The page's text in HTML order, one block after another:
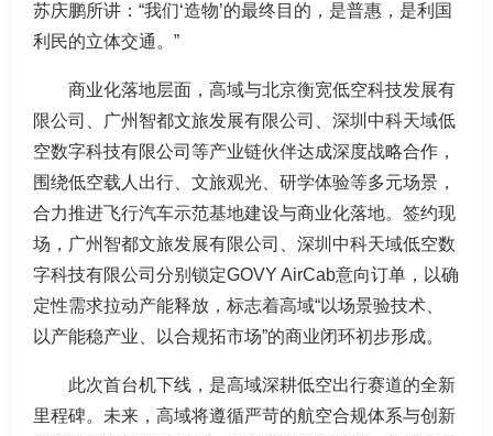
苏庆鹏所讲：“我们‘造物’的最终目的，是普惠，是利国
利民的立体交通。”
商业化落地层面，高域与北京衡宽低空科技发展有
限公司、广州智都文旅发展有限公司、深圳中科天域低
空数字科技有限公司等产业链伙伴达成深度战略合作，
围绕低空载人出行、文旅观光、研学体验等多元场景，
合力推进飞行汽车示范基地建设与商业化落地。签约现
场，广州智都文旅发展有限公司、深圳中科天域低空数
字科技有限公司分别锁定GOVY AirCab意向订单，以确
定性需求拉动产能释放，标志着高域“以场景验技术、
以产能稳产业、以合规拓市场”的商业闭环初步形成。
此次首台机下线，是高域深耕低空出行赛道的全新
里程碑。未来，高域将遵循严苛的航空合规体系与创新